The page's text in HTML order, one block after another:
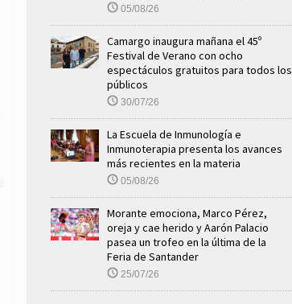
05/08/26
Camargo inaugura mañana el 45º
Festival de Verano con ocho
espectáculos gratuitos para todos los
públicos
30/07/26
La Escuela de Inmunología e
Inmunoterapia presenta los avances
más recientes en la materia
05/08/26
Morante emociona, Marco Pérez,
oreja y cae herido y Aarón Palacio
pasea un trofeo en la última de la
Feria de Santander
25/07/26